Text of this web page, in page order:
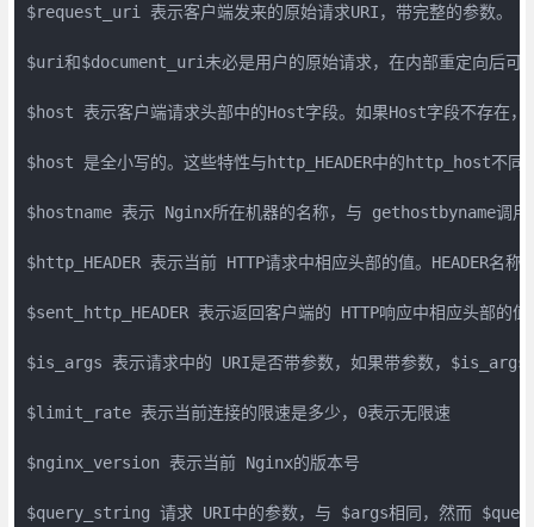
$request_uri 表示客户端发来的原始请求URI，带完整的参数。
$uri和$document_uri未必是用户的原始请求，在内部重定向后
$host 表示客户端请求头部中的Host字段。如果Host字段不存在
$host 是全小写的。这些特性与http_HEADER中的http_host不
$hostname 表示 Nginx所在机器的名称，与 gethostbyname调
$http_HEADER 表示当前 HTTP请求中相应头部的值。HEADER
$sent_http_HEADER 表示返回客户端的 HTTP响应中相应头部
$is_args 表示请求中的 URI是否带参数，如果带参数，$is_args
$limit_rate 表示当前连接的限速是多少，0表示无限速
$nginx_version 表示当前 Nginx的版本号
$query_string 请求 URI中的参数，与 $args相同，然而